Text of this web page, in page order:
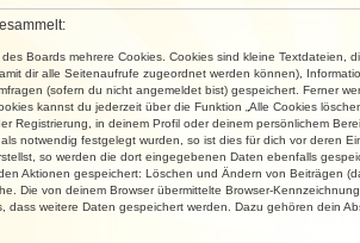
Boards mehrere Cookies. Cookies sind kleine
dir alle Seitenaufrufe zugeordnet werden können),
(sofern du nicht angemeldet bist) gespeichert. Ferner
kannst du jederzeit über die Funktion „Alle Cookies
Registrierung, in deinem Profil oder deinem persönlichem
notwendig festgelegt wurden, so ist dies für dich vor deren
so werden die dort eingegebenen Daten ebenfalls
Aktionen gespeichert: Löschen und Ändern von Beiträgen
Die von deinem Browser übermittelte Browser-
dass weitere Daten gespeichert werden. Dazu gehören dein